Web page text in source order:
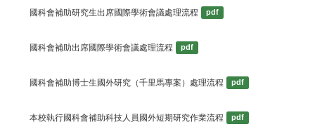
國科會補助研究生出席國際學術會議處理流程 pdf
國科會補助出席國際學術會議處理流程 pdf
國科會補助博士生國外研究（千里馬專案）處理流程 pdf
本校執行國科會補助科技人員國外短期研究作業流程 pdf